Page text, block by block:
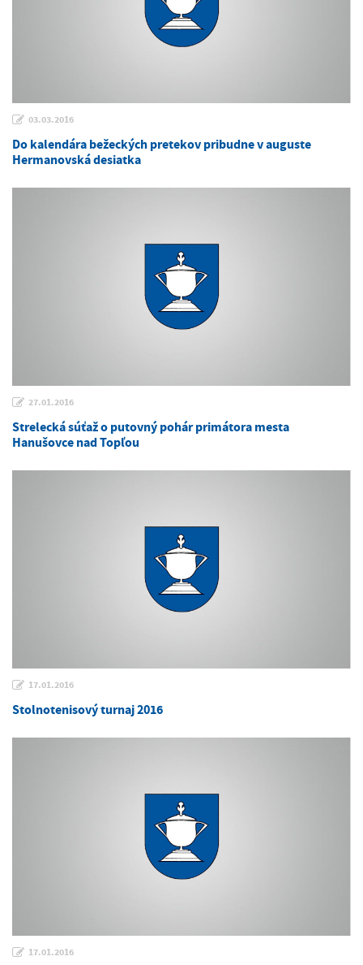
03.03.2016
Do kalendára bežeckých pretekov pribudne v auguste
Hermanovská desiatka
27.01.2016
Strelecká súťaž o putovný pohár primátora mesta
Hanušovce nad Topľou
17.01.2016
Stolnotenisový turnaj 2016
17.01.2016